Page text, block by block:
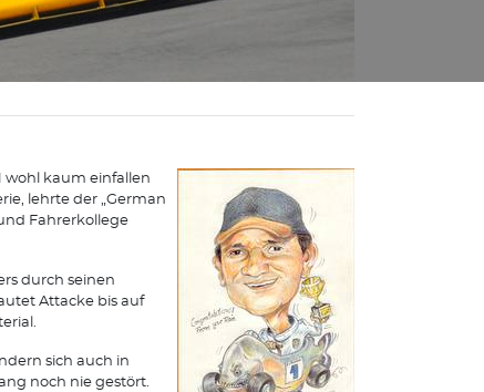
wohl kaum einfallen
lehrte der „German
Fahrerkollege
durch seinen
Attacke bis auf
sich auch in
noch nie gestört.